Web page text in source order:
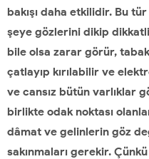
bakışı daha etkilidir. Bu
şeye gözlerini dikip
bile olsa zarar görür,
çatlayıp kırılabilir ve
ve cansız bütün varlıklar
birlikte odak noktası
dâmat ve gelinlerin göz
sakınmaları gerekir.